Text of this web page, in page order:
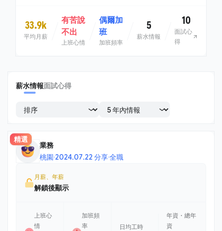
33.9k
平均月薪
有苦說
不出
上班心情
偶爾加
班
加班頻率
5
薪水情報
10
面試心
得
薪水情報面試心得
精選
業務
桃園·2024.07.22 分享·全職
月薪、年薪
解鎖後顯示
上班心
情
加班頻
率
日均工時
年資・總年
資